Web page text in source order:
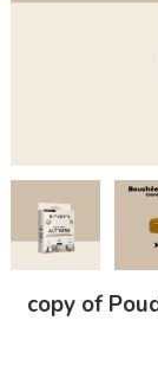
copy of